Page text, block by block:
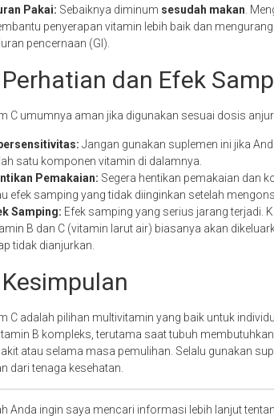
Pakai: Sebaiknya diminum sesudah makan .
penyerapan vitamin lebih baik dan
pencernaan (GI).
Perhatian dan Efek
C umumnya aman jika digunakan sesuai dosis
Jangan gunakan suplemen ini jika
satu komponen vitamin di dalamnya.
Pemakaian: Segera hentikan pemakaian dan
efek samping yang tidak diinginkan setelah
Samping: Efek samping yang serius jarang terjadi.
B dan C (vitamin larut air) biasanya akan
tidak dianjurkan.
Kesimpulan
C adalah pilihan multivitamin yang baik untuk
B kompleks, terutama saat tubuh
atau selama masa pemulihan. Selalu gunakan
dari tenaga kesehatan.
Anda ingin saya mencari informasi lebih lanjut